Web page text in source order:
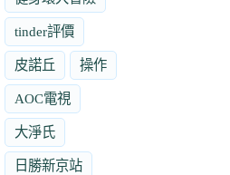
tinder評價
皮諾丘 操作
AOC電視
大淨氏
日勝新京站